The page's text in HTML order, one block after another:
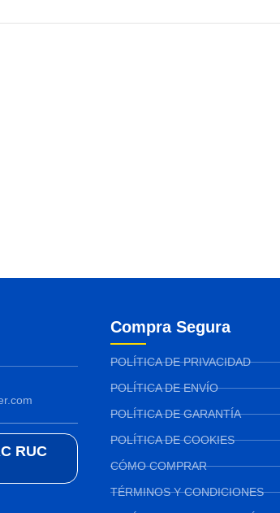
RUC
Compra Segura
POLÍTICA DE PRIVACIDAD
POLÍTICA DE ENVÍO
POLÍTICA DE GARANTÍA
POLÍTICA DE COOKIES
CÓMO COMPRAR
TÉRMINOS Y CONDICIONES